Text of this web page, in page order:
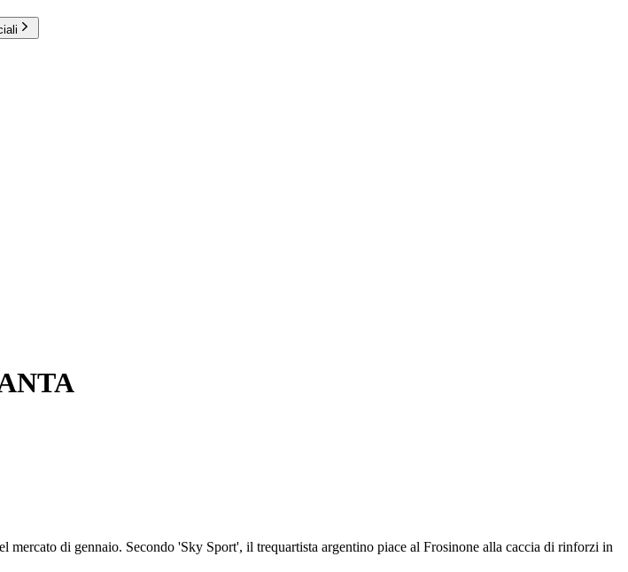
di gennaio. Secondo 'Sky Sport', il trequartista argentino piace al Frosinone alla caccia di rinforzi in